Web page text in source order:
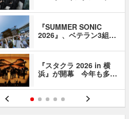
『SUMMER SONIC
2026』、ベテラン3組…
『スタクラ 2026 in 横
浜』が開幕 今年も多…